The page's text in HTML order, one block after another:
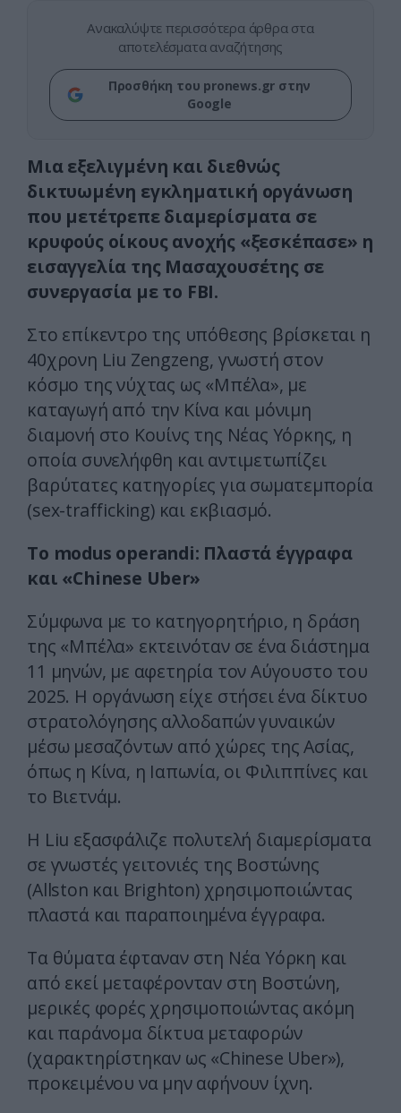
Ανακαλύψτε περισσότερα άρθρα στα
αποτελέσματα αναζήτησης
Προσθήκη του pronews.gr στην
Google
Μια εξελιγμένη και διεθνώς
δικτυωμένη εγκληματική οργάνωση
που μετέτρεπε διαμερίσματα σε
κρυφούς οίκους ανοχής «ξεσκέπασε» η
εισαγγελία της Μασαχουσέτης σε
συνεργασία με το FBI.
Στο επίκεντρο της υπόθεσης βρίσκεται η
40χρονη Liu Zengzeng, γνωστή στον
κόσμο της νύχτας ως «Μπέλα», με
καταγωγή από την Κίνα και μόνιμη
διαμονή στο Κουίνς της Νέας Υόρκης, η
οποία συνελήφθη και αντιμετωπίζει
βαρύτατες κατηγορίες για σωματεμπορία
(sex-trafficking) και εκβιασμό.
Το modus operandi: Πλαστά έγγραφα
και «Chinese Uber»
Σύμφωνα με το κατηγορητήριο, η δράση
της «Μπέλα» εκτεινόταν σε ένα διάστημα
11 μηνών, με αφετηρία τον Αύγουστο του
2025. Η οργάνωση είχε στήσει ένα δίκτυο
στρατολόγησης αλλοδαπών γυναικών
μέσω μεσαζόντων από χώρες της Ασίας,
όπως η Κίνα, η Ιαπωνία, οι Φιλιππίνες και
το Βιετνάμ.
Η Liu εξασφάλιζε πολυτελή διαμερίσματα
σε γνωστές γειτονιές της Βοστώνης
(Allston και Brighton) χρησιμοποιώντας
πλαστά και παραποιημένα έγγραφα.
Τα θύματα έφταναν στη Νέα Υόρκη και
από εκεί μεταφέρονταν στη Βοστώνη,
μερικές φορές χρησιμοποιώντας ακόμη
και παράνομα δίκτυα μεταφορών
(χαρακτηρίστηκαν ως «Chinese Uber»),
προκειμένου να μην αφήνουν ίχνη.